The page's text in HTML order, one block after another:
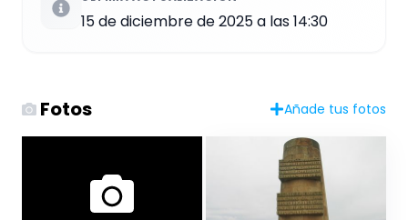
15 de diciembre de 2025 a las 14:30
Fotos Añade tus fotos